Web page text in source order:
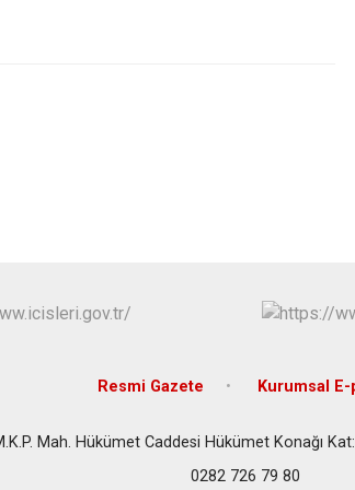
Resmi Gazete Kurumsal
Mah. Hükümet Caddesi Hükümet Konağı
0282 726 79 80